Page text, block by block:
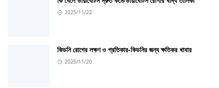
2025/11/22
কিডনি রোগের লক্ষণ ও প্রতিকার-কিডনির জন্য ক্ষতিকর খাবার
2025/11/20